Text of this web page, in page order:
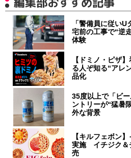
「警備員に従い
宅前の工事で“逆
体験
【ドミノ・ピザ
る人ぞ知る“アレ
品化
35度以上で「ビ
ントリーが“猛暑
外な背景
【キルフェボン
実施 イチジク＆
売